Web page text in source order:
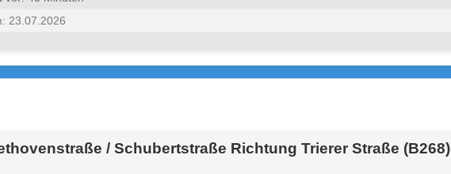
23.07.2026
/ Schubertstraße Richtung Trierer Straße (B268)